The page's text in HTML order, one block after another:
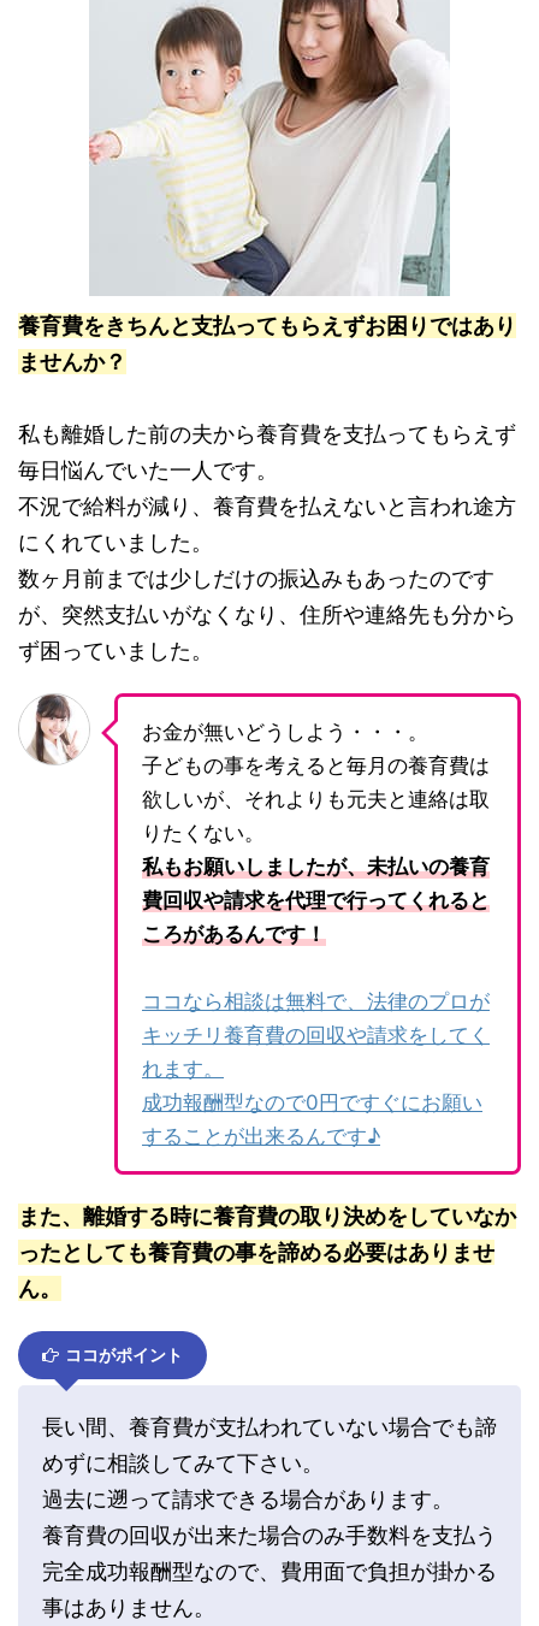
養育費をきちんと支払ってもらえずお困りではあり
ませんか？
私も離婚した前の夫から養育費を支払ってもらえず
毎日悩んでいた一人です。
不況で給料が減り、養育費を払えないと言われ途方
にくれていました。
数ヶ月前までは少しだけの振込みもあったのです
が、突然支払いがなくなり、住所や連絡先も分から
ず困っていました。
お金が無いどうしよう・・・。
子どもの事を考えると毎月の養育費は
欲しいが、それよりも元夫と連絡は取
りたくない。
私もお願いしましたが、未払いの養育
費回収や請求を代理で行ってくれると
ころがあるんです！
ココなら相談は無料で、法律のプロが
キッチリ養育費の回収や請求をしてく
れます。
成功報酬型なので0円ですぐにお願い
することが出来るんです♪
また、離婚する時に養育費の取り決めをしていなか
ったとしても養育費の事を諦める必要はありませ
ん。
ココがポイント
長い間、養育費が支払われていない場合でも諦
めずに相談してみて下さい。
過去に遡って請求できる場合があります。
養育費の回収が出来た場合のみ手数料を支払う
完全成功報酬型なので、費用面で負担が掛かる
事はありません。